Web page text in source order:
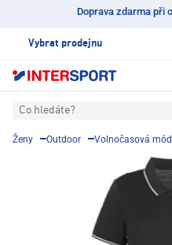
Doprava zdarma při
Vybrat prodejnu
Co hledáte?
Ženy Outdoor Volnočasová